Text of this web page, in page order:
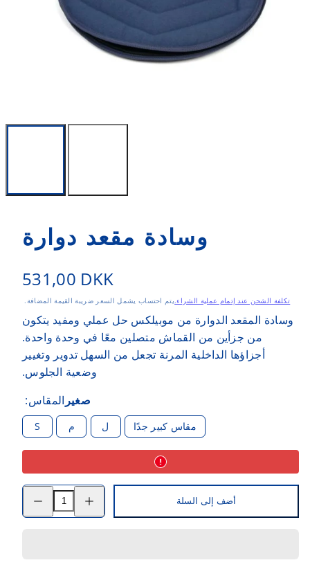
وسادة مقعد دوارة
السعر
العادي
531,00 DKK
يشمل السعر ضريبة القيمة المضافة. يتم احتسابتكلفة الشحن عند إتمام عملية الشراء.
وسادة المقعد الدوارة من موبيلكس حل عملي ومفيد يتكون
من جزأين من القماش متصلين معًا في وحدة واحدة.
أجزاؤها الداخلية المرنة تجعل من السهل تدوير وتغيير
وضعية الجلوس.
المقاس: صغير
S م ل مقاس كبير جدًا
الكمية
لوسادة
كمية
أضف إلى السلة